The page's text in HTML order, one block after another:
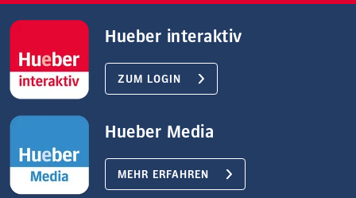
Hueber interaktiv
ZUM LOGIN
Hueber Media
MEHR ERFAHREN